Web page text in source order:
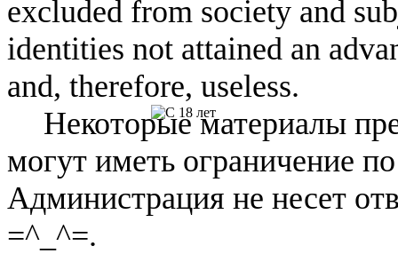
excluded from society and
identities not attained an
and, therefore, useless.
Некоторые материалы
могут иметь ограничение
Администрация не несет
=^_^=.